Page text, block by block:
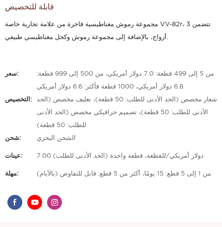
قابلة للتخصيص
مجموعة رموش مغناطيسية فاخرة من علامة تجارية خاصة VV-82r، تتضمن 3
سعر: من 5 إلى 499 قطعة: 7.0 دولار أمريكي، من 500 إلى 999 قطعة:
6.8 دولار أمريكي، 1000 قطعة فأكثر: 6.6 دولار أمريكي
التخصيص: شعار مخصص (الحد الأدنى للطلب: 50 قطعة)، تغليف مخصص (الحد
الأدنى للطلب: 50 قطعة)، تصميم جرافيكي مخصص (الحد الأدنى
للطلب: 50 قطعة)
شحن: الشحن البحري
عينات: 7.00 دولار أمريكي/للقطعة، قطعة واحدة (الحد الأدنى للطلب)
مهلة: من 1 إلى 5 قطع: 15 يومًا، أكثر من 5 قطع: قابل للتفاوض (بالأيام)